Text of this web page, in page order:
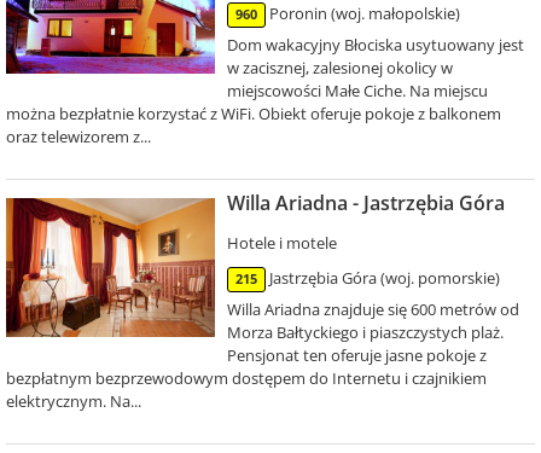
960
Poronin (woj. małopolskie)
Dom wakacyjny Błociska usytuowany jest
w zacisznej, zalesionej okolicy w
miejscowości Małe Ciche. Na miejscu
można bezpłatnie korzystać z WiFi. Obiekt oferuje pokoje z balkonem
oraz telewizorem z...
Willa Ariadna - Jastrzębia Góra
Hotele i motele
215
Jastrzębia Góra (woj. pomorskie)
Willa Ariadna znajduje się 600 metrów od
Morza Bałtyckiego i piaszczystych plaż.
Pensjonat ten oferuje jasne pokoje z
bezpłatnym bezprzewodowym dostępem do Internetu i czajnikiem
elektrycznym. Na...